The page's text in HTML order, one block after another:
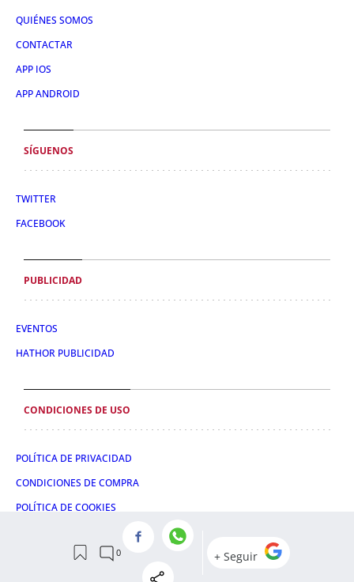
QUIÉNES SOMOS
CONTACTAR
APP IOS
APP ANDROID
SÍGUENOS
TWITTER
FACEBOOK
PUBLICIDAD
EVENTOS
HATHOR PUBLICIDAD
CONDICIONES DE USO
POLÍTICA DE PRIVACIDAD
CONDICIONES DE COMPRA
POLÍTICA DE COOKIES